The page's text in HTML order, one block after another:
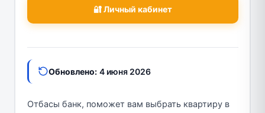
🔐 Личный кабинет
Обновлено: 4 июня 2026
Отбасы банк, поможет вам выбрать квартиру в